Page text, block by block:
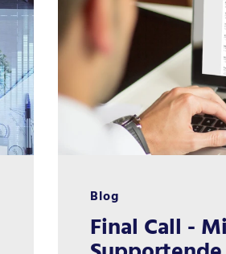
Blog
Final Call -